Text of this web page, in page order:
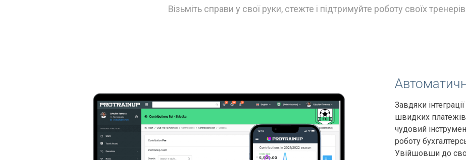
Візьміть справи у свої руки, стежте і підтримуйте роботу своїх
Завдяки
швидких
чудовий
роботу
Увійшовши до